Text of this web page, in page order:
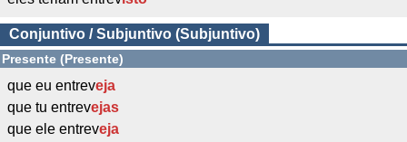
Conjuntivo / Subjuntivo (Subjuntivo)
Presente (Presente)
que eu entreveja
que tu entrevejas
que ele entreveja